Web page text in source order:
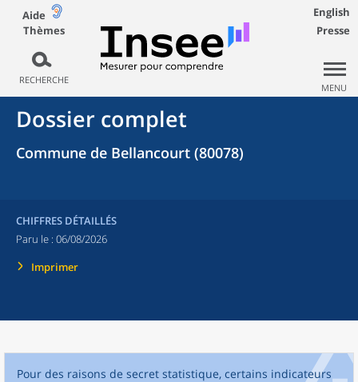
Aide
Thèmes
RECHERCHE
English
Presse
MENU
Dossier complet
Commune de Bellancourt (80078)
CHIFFRES DÉTAILLÉS
Paru le : 06/08/2026
Imprimer
Pour des raisons de secret statistique, certains indicateurs